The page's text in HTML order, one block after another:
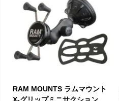
RAM MOUNTS ラムマウント